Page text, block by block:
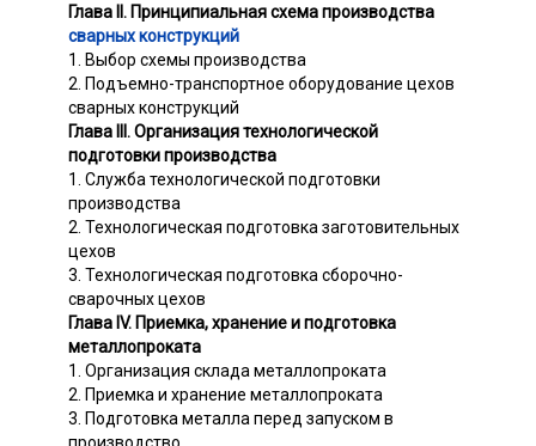
Глава II. Принципиальная схема производства
сварных конструкций
1. Выбор схемы производства
2. Подъемно-транспортное оборудование цехов
сварных конструкций
Глава III. Организация технологической
подготовки производства
1. Служба технологической подготовки
производства
2. Технологическая подготовка заготовительных
цехов
3. Технологическая подготовка сборочно-
сварочных цехов
Глава IV. Приемка, хранение и подготовка
металлопроката
1. Организация склада металлопроката
2. Приемка и хранение металлопроката
3. Подготовка металла перед запуском в
производство